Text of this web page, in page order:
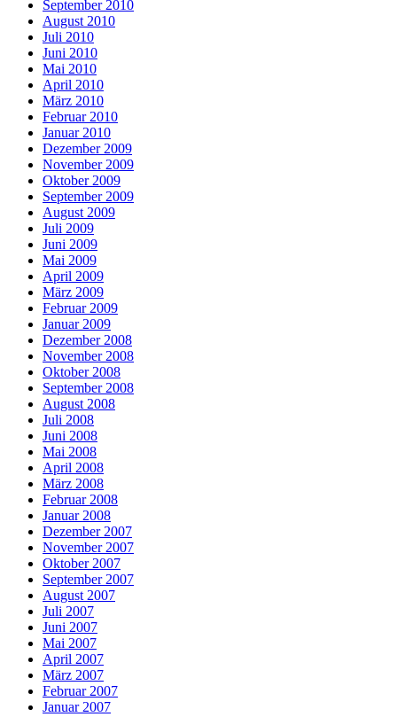
September 2010
August 2010
Juli 2010
Juni 2010
Mai 2010
April 2010
März 2010
Februar 2010
Januar 2010
Dezember 2009
November 2009
Oktober 2009
September 2009
August 2009
Juli 2009
Juni 2009
Mai 2009
April 2009
März 2009
Februar 2009
Januar 2009
Dezember 2008
November 2008
Oktober 2008
September 2008
August 2008
Juli 2008
Juni 2008
Mai 2008
April 2008
März 2008
Februar 2008
Januar 2008
Dezember 2007
November 2007
Oktober 2007
September 2007
August 2007
Juli 2007
Juni 2007
Mai 2007
April 2007
März 2007
Februar 2007
Januar 2007